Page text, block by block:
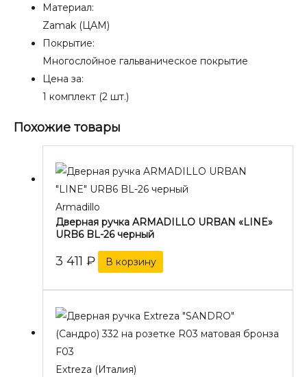
Материал:
Zamak (ЦАМ)
Покрытие:
Многослойное гальваническое покрытие
Цена за:
1 комплект (2 шт.)
Похожие товары
Armadillo
Дверная ручка ARMADILLO URBAN «LINE»
URB6 BL-26 черный
3 411 ₽ В корзину
Extreza (Италия)